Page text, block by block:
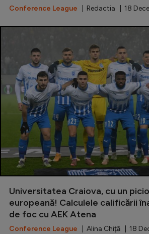
Conference League | Redactia | 18
Universitatea Craiova, cu un
europeană! Calculele calificării
de foc cu AEK Atena
Conference League | Alina Chiță | 18